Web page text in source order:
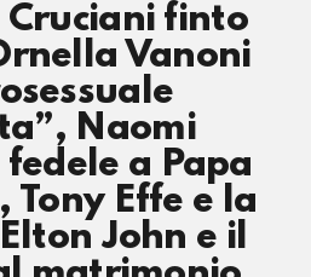
Cruciani finto
Vanoni
Naomi
a Papa
Tony Effe e la
John e il